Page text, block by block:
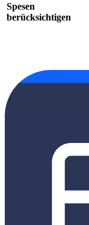
Spesen
berücksichtigen